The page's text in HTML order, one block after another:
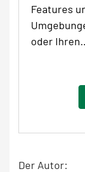
Features
oder
Der Autor: